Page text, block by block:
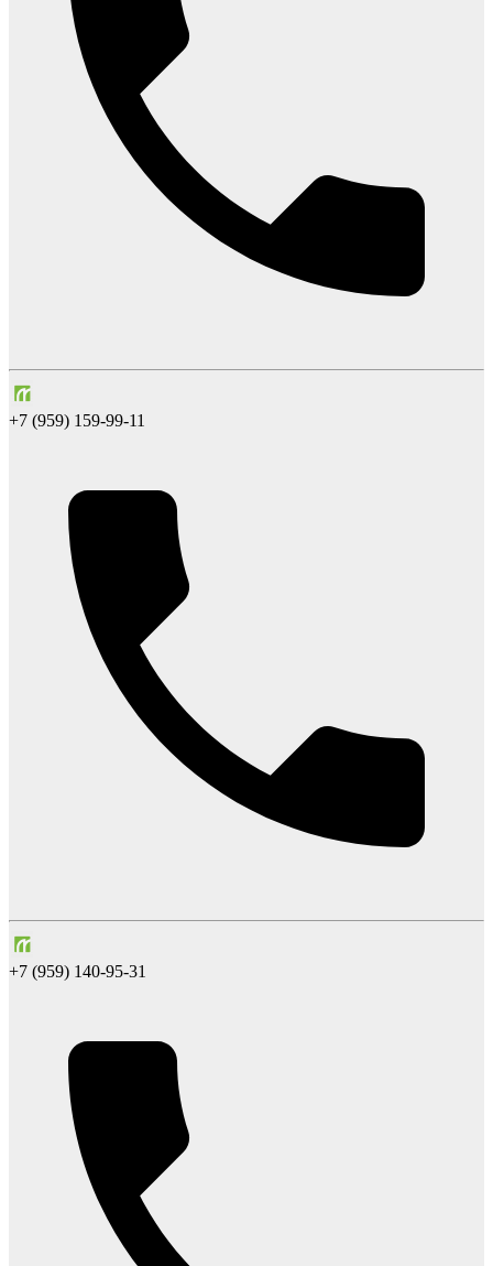
+7 (959) 159-99-11
+7 (959) 140-95-31